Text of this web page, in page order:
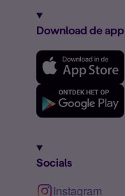
Download de app
Socials
Instagram